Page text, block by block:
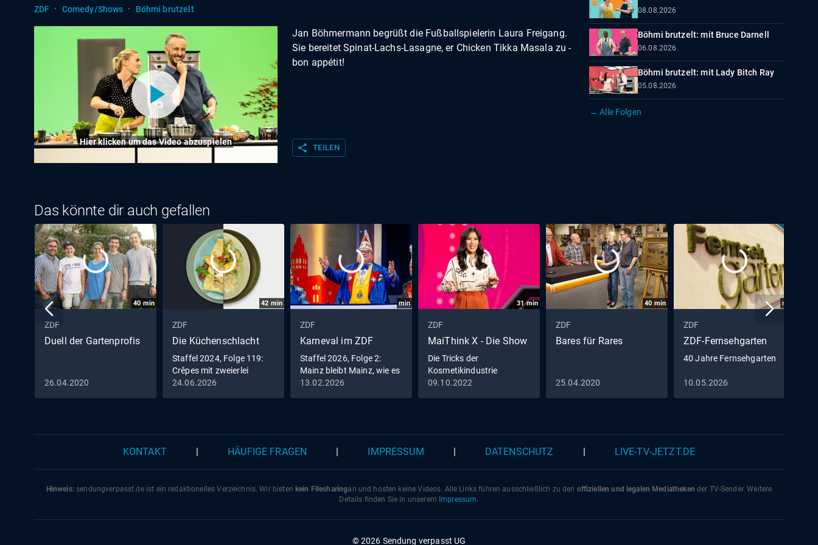
ZDF · Comedy/Shows · Böhmi brutzelt
Hier klicken um das Video abzuspielen
Jan Böhmermann begrüßt die Fußballspielerin Laura Freigang.
Sie bereitet Spinat-Lachs-Lasagne, er Chicken Tikka Masala zu -
bon appétit!
share TEILEN
08.08.2026
Böhmi brutzelt: mit Bruce Darnell
06.08.2026
Böhmi brutzelt: mit Lady Bitch Ray
05.08.2026
→ Alle Folgen
Das könnte dir auch gefallen
40 min
ZDF
Duell der Gartenprofis
26.04.2020
42 min
ZDF
Die Küchenschlacht
Staffel 2024, Folge 119:
Crêpes mit zweierlei
Füllung vs. Zitrus-
24.06.2026
min
ZDF
Karneval im ZDF
Staffel 2026, Folge 2:
Mainz bleibt Mainz, wie es
singt und lacht
13.02.2026
31min
ZDF
MaiThink X - Die Show
Die Tricks der
Kosmetikindustrie
09.10.2022
40 min
ZDF
Bares für Rares
25.04.2020
min
ZDF
ZDF-Fernsehgarten
40 Jahre Fernsehgarten
10.05.2026
KONTAKT HÄUFIGE FRAGEN IMPRESSUM DATENSCHUTZ LIVE-TV-JETZT.DE
Hinweis:sendungverpasst.deist ein redaktionelles Verzeichnis. Wir bieten kein Filesharingan und hosten keine Videos. Alle Links führen ausschließlich zu den offiziellen und legalen Mediatheken der TV-Sender. Weitere
Details finden Sie in unserem Impressum.
© 2026 Sendung verpasst UG